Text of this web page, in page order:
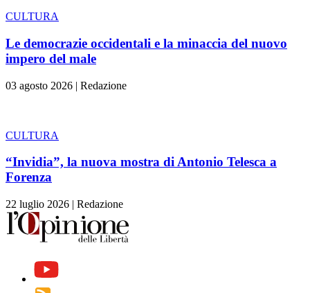
CULTURA
Le democrazie occidentali e la minaccia del nuovo
impero del male
03 agosto 2026 | Redazione
CULTURA
“Invidia”, la nuova mostra di Antonio Telesca a
Forenza
22 luglio 2026 | Redazione